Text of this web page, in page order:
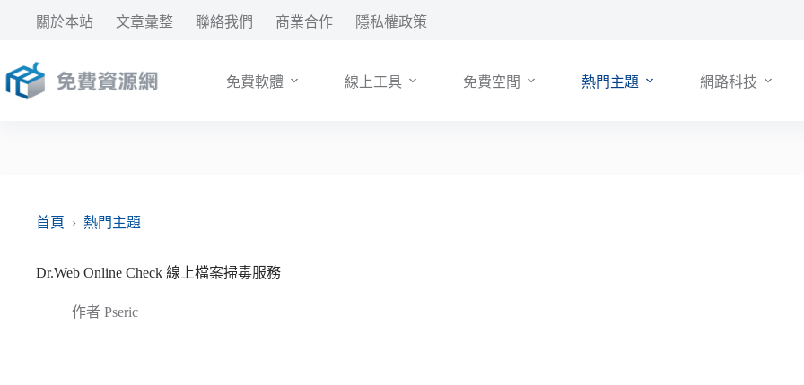
要
內
關於本站 文章彙整 聯絡我們 商業合作 隱私權政策
免費軟體 線上工具 免費空間 熱門主題 網路科技
首頁 › 熱門主題
Dr.Web Online Check 線上檔案掃毒服務
作者 Pseric